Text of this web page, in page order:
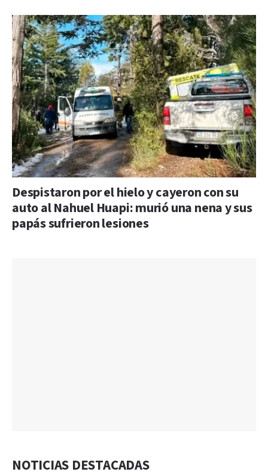
Despistaron por el hielo y cayeron con su
auto al Nahuel Huapi: murió una nena y sus
papás sufrieron lesiones
NOTICIAS DESTACADAS